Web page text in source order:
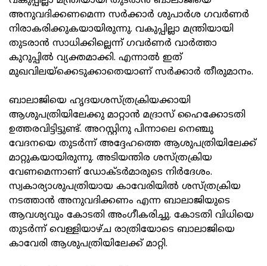
അനുവദിക്കണമെന്ന സർക്കാർ ശുപാർശ ഗവർണർ
നിരാകരിക്കുകയായിരുന്നു. വകുപ്പില്ലാ മന്ത്രിയായി
തുടരാൻ സാധിക്കില്ലെന്ന് ഗവർണർ വാർത്താ
കുറുപ്പിൽ വ്യക്തമാക്കി. എന്നാൽ ഇത്
മുഖവിലയ്‌ക്കെടുക്കാതെയാണ് സർക്കാർ തീരുമാനം.
ബാലാജിയെ ഹൃദയശസ്ത്രക്രിയക്കായി
ആശുപത്രിയിലേക്കു മാറ്റാൻ മദ്രാസ് ഹൈക്കോടതി
ഉത്തരവിട്ടിട്ടുണ്ട്. അറസ്റ്റിനു പിന്നാലെ നെഞ്ചു
വേദനയെ തുടർന്ന് അദ്ദേഹത്തെ ആശുപത്രിയിലേക്ക്
മാറ്റുകയായിരുന്നു. അടിയന്തിര ശസ്ത്രക്രിയ
വേണമെന്നാണ് ഡോക്ടർമാരുടെ നിർദേശം.
സ്വകാര്യാശുപത്രിയായ കാവേരിയിൽ ശസ്ത്രക്രിയ
നടത്താൻ അനുവദിക്കണം എന്ന ബാലാജിയുടെ
ആവശ്യവും കോടതി അംഗീകരിച്ചു. കോടതി വിധിയെ
തുടർന്ന് വെള്ളിയാഴ്ച രാത്രിയോടെ ബാലാജിയെ
കാവേരി ആശുപത്രിയിലേക്ക് മാറ്റി.